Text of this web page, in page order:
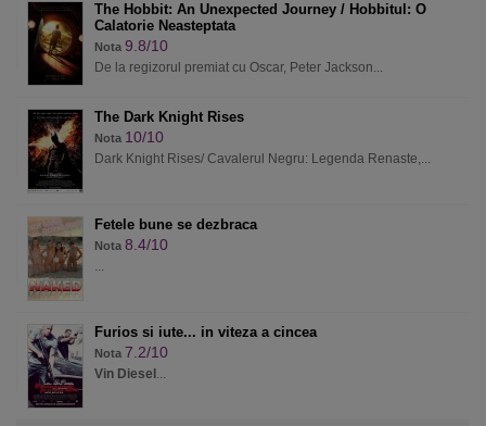
The Hobbit: An Unexpected Journey / Hobbitul: O
Calatorie Neasteptata
Nota 9.8/10
De la regizorul premiat cu Oscar, Peter Jackson...
The Dark Knight Rises
Nota 10/10
Dark Knight Rises/ Cavalerul Negru: Legenda Renaste,...
Fetele bune se dezbraca
Nota 8.4/10
...
Furios si iute... in viteza a cincea
Nota 7.2/10
Vin Diesel ...